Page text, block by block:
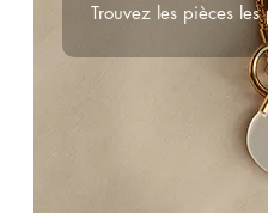
Trouvez les pièces
nos clients pour un